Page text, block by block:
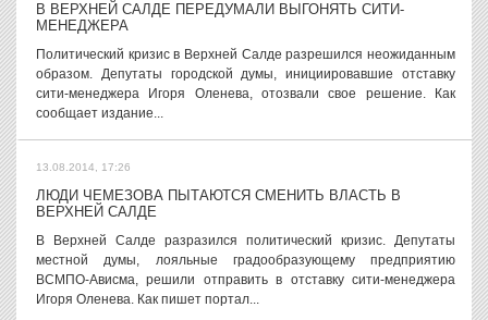
В ВЕРХНЕЙ САЛДЕ ПЕРЕДУМАЛИ ВЫГОНЯТЬ СИТИ-
МЕНЕДЖЕРА
Политический кризис в Верхней Салде разрешился неожиданным
образом. Депутаты городской думы, инициировавшие отставку
сити-менеджера Игоря Оленева, отозвали свое решение. Как
сообщает издание...
13.08.2014, 17:26
ЛЮДИ ЧЕМЕЗОВА ПЫТАЮТСЯ СМЕНИТЬ ВЛАСТЬ В
ВЕРХНЕЙ САЛДЕ
В Верхней Салде разразился политический кризис. Депутаты
местной думы, лояльные градообразующему предприятию
ВСМПО-Ависма, решили отправить в отставку сити-менеджера
Игоря Оленева. Как пишет портал...